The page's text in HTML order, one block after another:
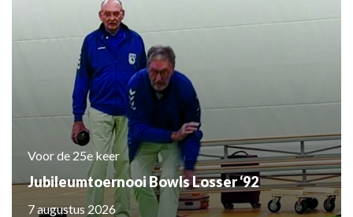
Voor de 25e keer
Jubileumtoernooi Bowls Losser ‘92
7 augustus 2026